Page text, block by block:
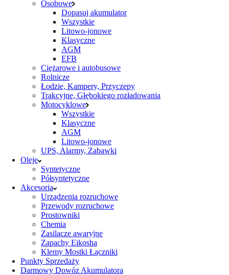
Osobowe
Dopasuj akumulator
Wszystkie
Litowo-jonowe
Klasyczne
AGM
EFB
Ciężarowe i autobusowe
Rolnicze
Łodzie, Kampery, Przyczepy
Trakcyjne, Głębokiego rozładowania
Motocyklowe
Wszystkie
Klasyczne
AGM
Litowo-jonowe
UPS, Alarmy, Zabawki
Oleje
Syntetyczne
Półsyntetyczne
Akcesoria
Urządzenia rozruchowe
Przewody rozruchowe
Prostowniki
Chemia
Zasilacze awaryjne
Zapachy Eikosha
Klemy Mostki Łączniki
Punkty Sprzedaży
Darmowy Dowóz Akumulatora